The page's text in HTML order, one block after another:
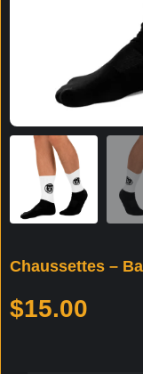
Chaussettes –
$15.00